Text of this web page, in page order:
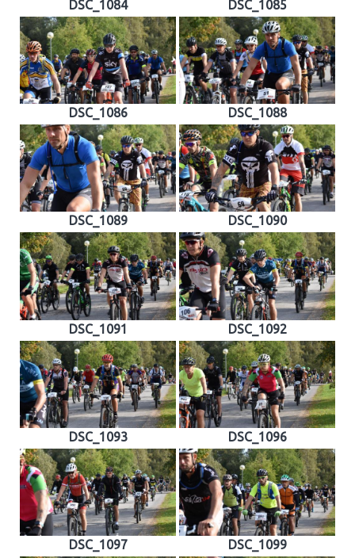
DSC_1084 DSC_1085
DSC_1086 DSC_1088
DSC_1089 DSC_1090
DSC_1091 DSC_1092
DSC_1093 DSC_1096
DSC_1097 DSC_1099